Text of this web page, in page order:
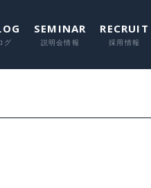
SEMINAR RECRUIT